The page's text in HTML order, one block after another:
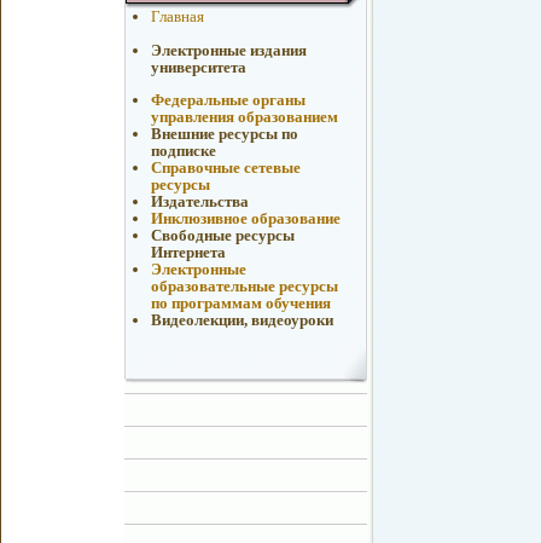
Главная
Электронные издания
университета
Федеральные органы
управления образованием
Внешние ресурсы по
подписке
Справочные сетевые
ресурсы
Издательства
Инклюзивное образование
Свободные ресурсы
Интернета
Электронные
образовательные ресурсы
по программам обучения
Видеолекции, видеоуроки